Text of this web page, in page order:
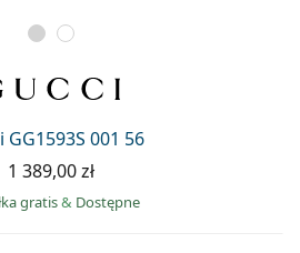
GG1593S 001 56
1 389,00 zł
gratis& Dostępne